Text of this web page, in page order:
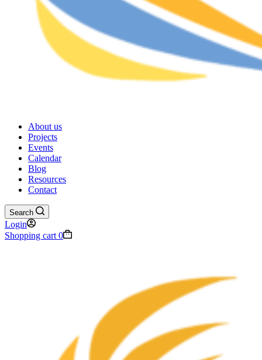
About us
Projects
Events
Calendar
Blog
Resources
Contact
Search
Login
Shopping cart 0